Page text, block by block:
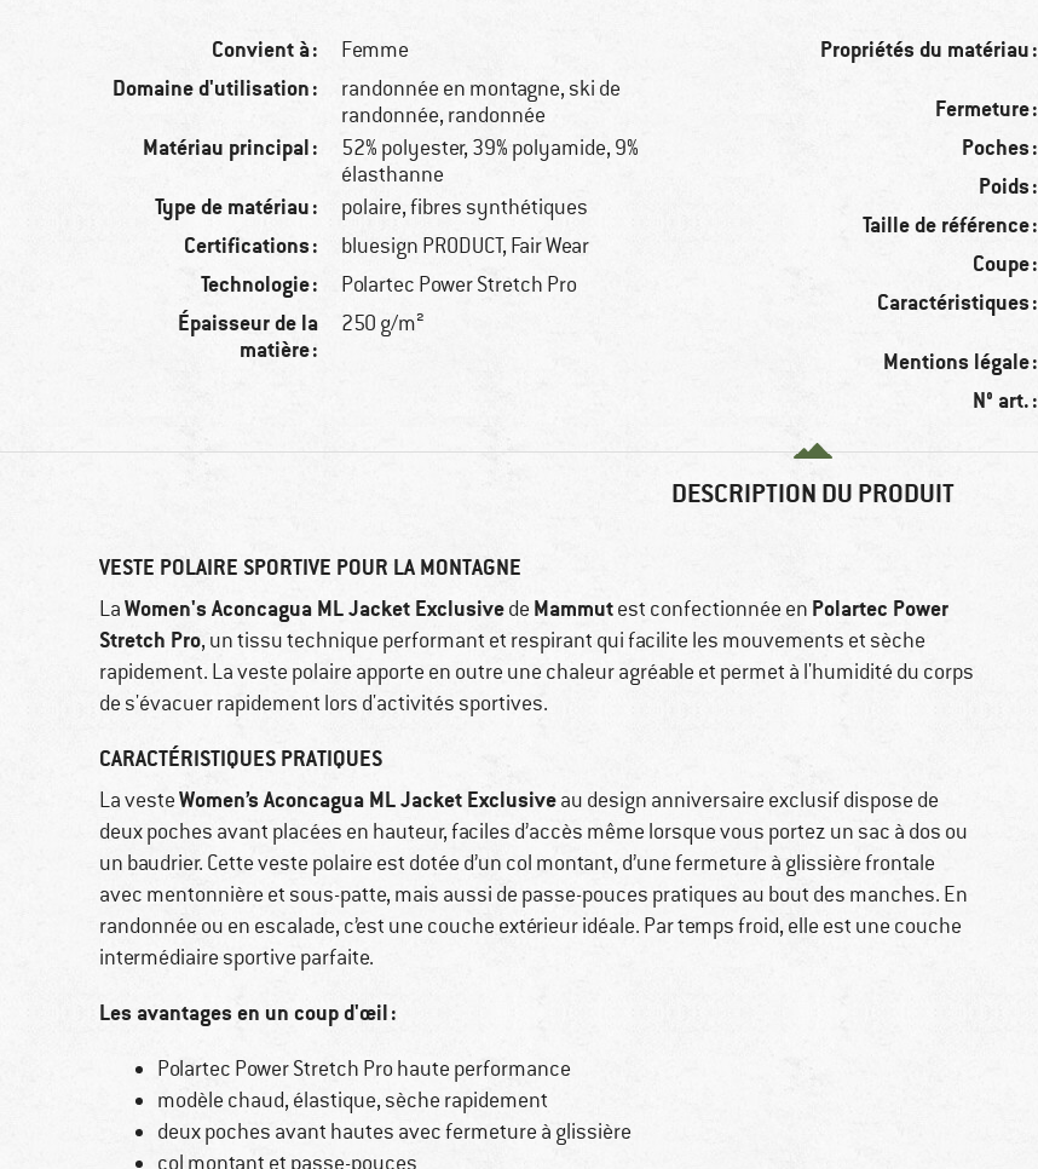
Convient à : Femme
Domaine d'utilisation :
randonnée en montagne, ski de
randonnée, randonnée
Matériau principal :
52% polyester, 39% polyamide, 9%
élasthanne
Type de matériau : polaire, fibres synthétiques
Certifications : bluesign PRODUCT, Fair Wear
Technologie : Polartec Power Stretch Pro
Épaisseur de la
matière :
250 g/m²
Propriétés du matériau :
Fermeture :
Poches :
Poids :
Taille de référence :
Coupe :
Caractéristiques :
Mentions légale :
N° art. :
DESCRIPTION DU PRODUIT
VESTE POLAIRE SPORTIVE POUR LA MONTAGNE
LaWomen's Aconcagua ML Jacket Exclusivede Mammutest confectionnée en Polartec Power
Stretch Pro, un tissu technique performant et respirant qui facilite les mouvements et sèche
rapidement. La veste polaire apporte en outre une chaleur agréable et permet à l'humidité du corps
de s'évacuer rapidement lors d'activités sportives.
CARACTÉRISTIQUES PRATIQUES
La vesteWomen’s Aconcagua ML Jacket Exclusiveau design anniversaire exclusif dispose de
deux poches avant placées en hauteur, faciles d’accès même lorsque vous portez un sac à dos ou
un baudrier. Cette veste polaire est dotée d’un col montant, d’une fermeture à glissière frontale
avec mentonnière et sous-patte, mais aussi de passe-pouces pratiques au bout des manches. En
randonnée ou en escalade, c’est une couche extérieur idéale. Par temps froid, elle est une couche
intermédiaire sportive parfaite.
Les avantages en un coup d'œil :
Polartec Power Stretch Pro haute performance
modèle chaud, élastique, sèche rapidement
deux poches avant hautes avec fermeture à glissière
col montant et passe-pouces